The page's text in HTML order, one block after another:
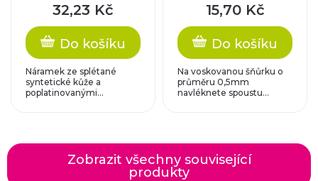
32,23 Kč
Do košíku
Náramek ze splétané
syntetické kůže a
poplatinovanými...
15,70 Kč
Do košíku
Na voskovanou šňůrku o
průměru 0,5mm
navléknete spoustu...
Zobrazit všechny související
produkty